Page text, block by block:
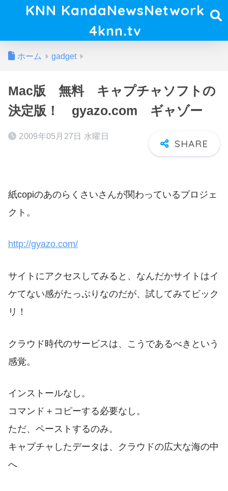
KNN KandaNewsNetwork
4knn.tv
ホーム gadget
Mac版 無料 キャプチャソフトの
決定版！ gyazo.com ギャゾー
2009年05月27日 水曜日
紙copiのあのらくさいさんが関わっているプロジェ
クト。
http://gyazo.com/
サイトにアクセスしてみると、なんだかサイトはイ
ケてない感がたっぷりなのだが、試してみてビック
リ！
クラウド時代のサービスは、こうであるべきという
感覚。
インストールなし。
コマンド＋コピーする必要なし。
ただ、ペーストするのみ。
キャプチャしたデータは、クラウドの広大な海の中
へ